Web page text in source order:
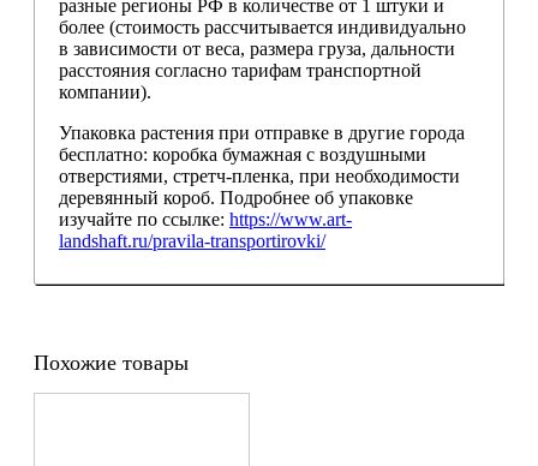
разные регионы РФ в количестве от 1 штуки и
более (стоимость рассчитывается индивидуально
в зависимости от веса, размера груза, дальности
расстояния согласно тарифам транспортной
компании).
Упаковка растения при отправке в другие города
бесплатно: коробка бумажная с воздушными
отверстиями, стретч-пленка, при необходимости
деревянный короб. Подробнее об упаковке
изучайте по ссылке: https://www.art-
landshaft.ru/pravila-transportirovki/
Похожие товары